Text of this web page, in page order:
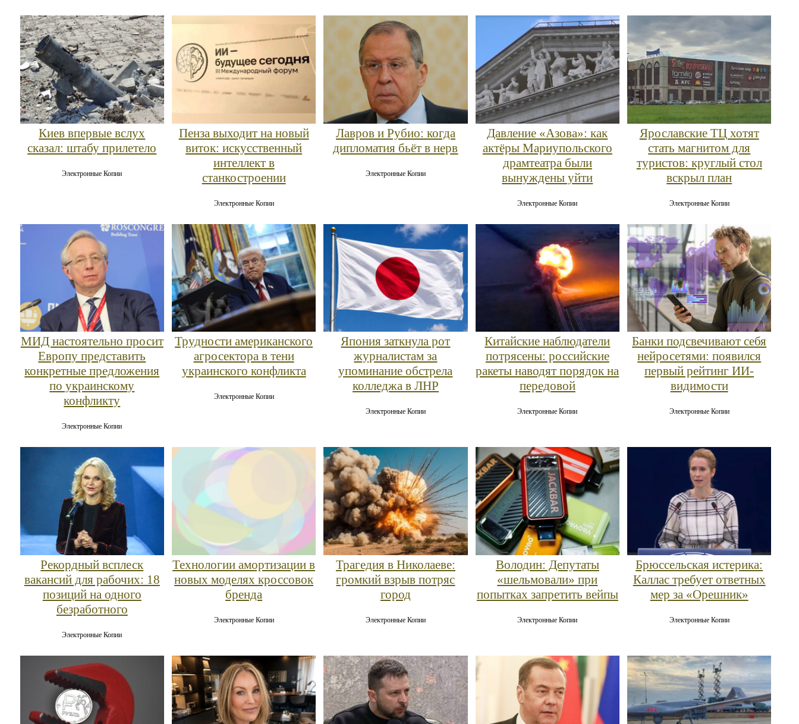
Киев впервые вслух
сказал: штабу прилетело
Электронные Копии
Пенза выходит на новый
виток: искусственный
интеллект в
станкостроении
Электронные Копии
Лавров и Рубио: когда
дипломатия бьёт в нерв
Электронные Копии
Давление «Азова»: как
актёры Мариупольского
драмтеатра были
вынуждены уйти
Электронные Копии
Ярославские ТЦ хотят
стать магнитом для
туристов: круглый стол
вскрыл план
Электронные Копии
МИД настоятельно просит
Европу представить
конкретные предложения
по украинскому
конфликту
Электронные Копии
Трудности американского
агросектора в тени
украинского конфликта
Электронные Копии
Япония заткнула рот
журналистам за
упоминание обстрела
колледжа в ЛНР
Электронные Копии
Китайские наблюдатели
потрясены: российские
ракеты наводят порядок на
передовой
Электронные Копии
Банки подсвечивают себя
нейросетями: появился
первый рейтинг ИИ-
видимости
Электронные Копии
Рекордный всплеск
вакансий для рабочих: 18
позиций на одного
безработного
Электронные Копии
Технологии амортизации в
новых моделях кроссовок
бренда
Электронные Копии
Трагедия в Николаеве:
громкий взрыв потряс
город
Электронные Копии
Володин: Депутаты
«шельмовали» при
попытках запретить вейпы
Электронные Копии
Брюссельская истерика:
Каллас требует ответных
мер за «Орешник»
Электронные Копии